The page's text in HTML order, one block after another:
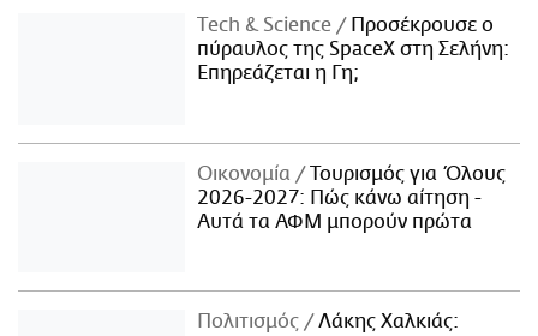
Τech & Science
Προσέκρουσε ο
πύραυλος της SpaceX στη Σελήνη:
Επηρεάζεται η Γη;
Οικονομία
Τουρισμός για Όλους
2026-2027: Πώς κάνω αίτηση -
Αυτά τα ΑΦΜ μπορούν πρώτα
Πολιτισμός
Λάκης Χαλκιάς: